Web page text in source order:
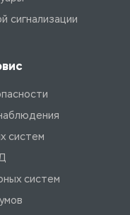
сигнализации
систем
систем